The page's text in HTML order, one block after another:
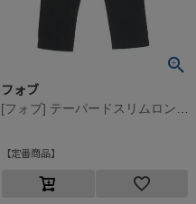
フォブ
定番商品